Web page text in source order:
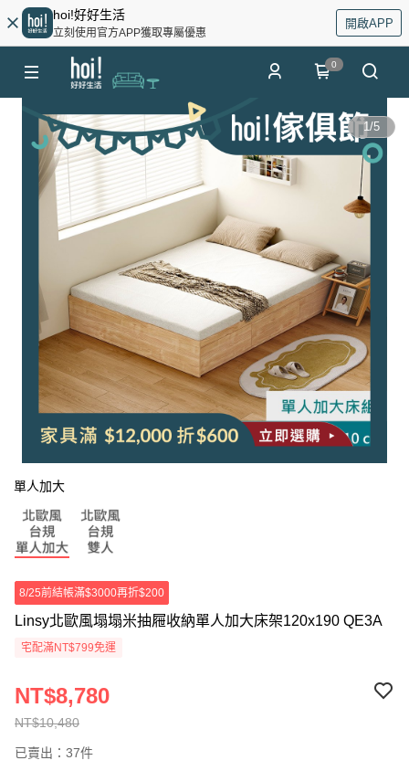
hoi!好好生活
立刻使用官方APP獲取專屬優惠
開啟APP
0
1/5
單人加大
8/25前結帳滿$3000再折$200
Linsy北歐風塌塌米抽屜收納單人加大床架120x190 QE3A
宅配滿NT$799免運
NT$10,480
NT$8,780
已賣出：37件